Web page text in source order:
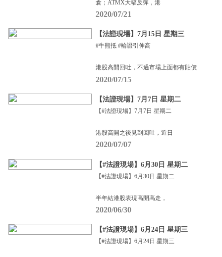
倉；ATMX大幅反彈，港
2020/07/21
【法證現場】7月15日 星期三
#牛熊抵 #輪證引伸高
港股高開回吐，不過市場上面都有貼價
2020/07/15
【法證現場】7月7日 星期二
【#法證現場】7月7日 星期二
港股高開之後見到回吐，近日
2020/07/07
【#法證現場】6月30日 星期二
【#法證現場】6月30日 星期二
半年結港股表現高開高走，
2020/06/30
【#法證現場】6月24日 星期三
【#法證現場】6月24日 星期三